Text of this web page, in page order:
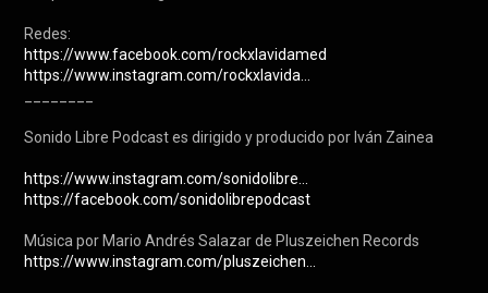
https://www.facebook.com/rockxlavidamed
https://www.instagram.com/rockxlavida...
Sonido Libre Podcast es dirigido y producido por Iván Zainea
https://www.instagram.com/sonidolibre...
https://facebook.com/sonidolibrepodcast
https://www.instagram.com/pluszeichen...